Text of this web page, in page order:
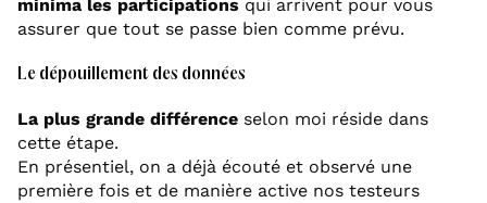
minima les participations qui arrivent pour vous
assurer que tout se passe bien comme prévu.
Le dépouillement des données
La plus grande différence selon moi réside dans
cette étape.
En présentiel, on a déjà écouté et observé une
première fois et de manière active nos testeurs